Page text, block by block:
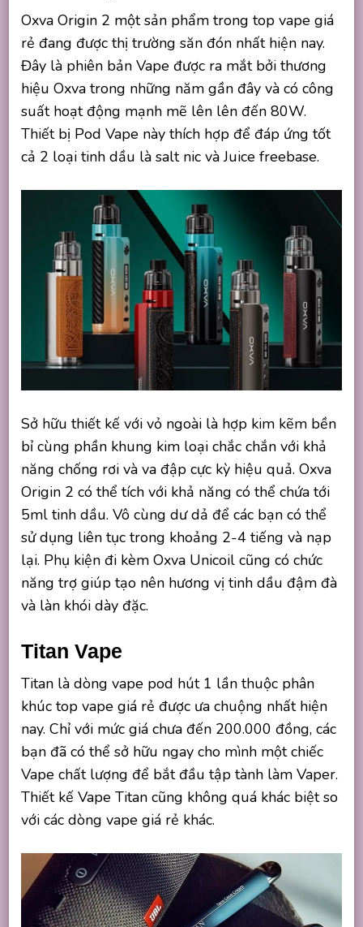
Oxva Origin 2 một sản phẩm trong top vape giá
rẻ đang được thị trường săn đón nhất hiện nay.
Đây là phiên bản Vape được ra mắt bởi thương
hiệu Oxva trong những năm gần đây và có công
suất hoạt động mạnh mẽ lên lên đến 80W.
Thiết bị Pod Vape này thích hợp để đáp ứng tốt
cả 2 loại tinh dầu là salt nic và Juice freebase.
Sở hữu thiết kế với vỏ ngoài là hợp kim kẽm bền
bỉ cùng phần khung kim loại chắc chắn với khả
năng chống rơi và va đập cực kỳ hiệu quả. Oxva
Origin 2 có thể tích với khả năng có thể chứa tới
5ml tinh dầu. Vô cùng dư dả để các bạn có thể
sử dụng liên tục trong khoảng 2-4 tiếng và nạp
lại. Phụ kiện đi kèm Oxva Unicoil cũng có chức
năng trợ giúp tạo nên hương vị tinh dầu đậm đà
và làn khói dày đặc.
Titan Vape
Titan là dòng vape pod hút 1 lần thuộc phân
khúc top vape giá rẻ được ưa chuộng nhất hiện
nay. Chỉ với mức giá chưa đến 200.000 đồng, các
bạn đã có thể sở hữu ngay cho mình một chiếc
Vape chất lượng để bắt đầu tập tành làm Vaper.
Thiết kế Vape Titan cũng không quá khác biệt so
với các dòng vape giá rẻ khác.